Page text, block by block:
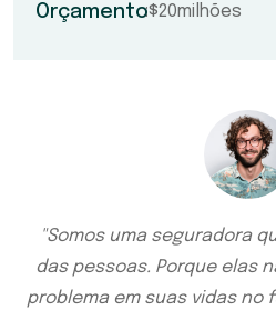
Orçamento$20milhões
"Somos uma seguradora
das pessoas. Porque elas
problema em suas vidas no